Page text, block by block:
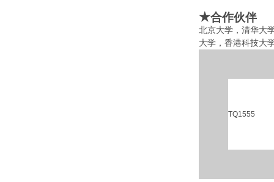
★合作伙伴
北京大学，清华大
大学，香港科技大
TQ1555